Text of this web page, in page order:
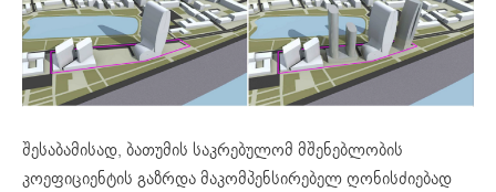
შესაბამისად, ბათუმის საკრებულომ მშენებლობის
კოეფიციენტის გაზრდა მაკომპენსირებელ ღონისძიებად